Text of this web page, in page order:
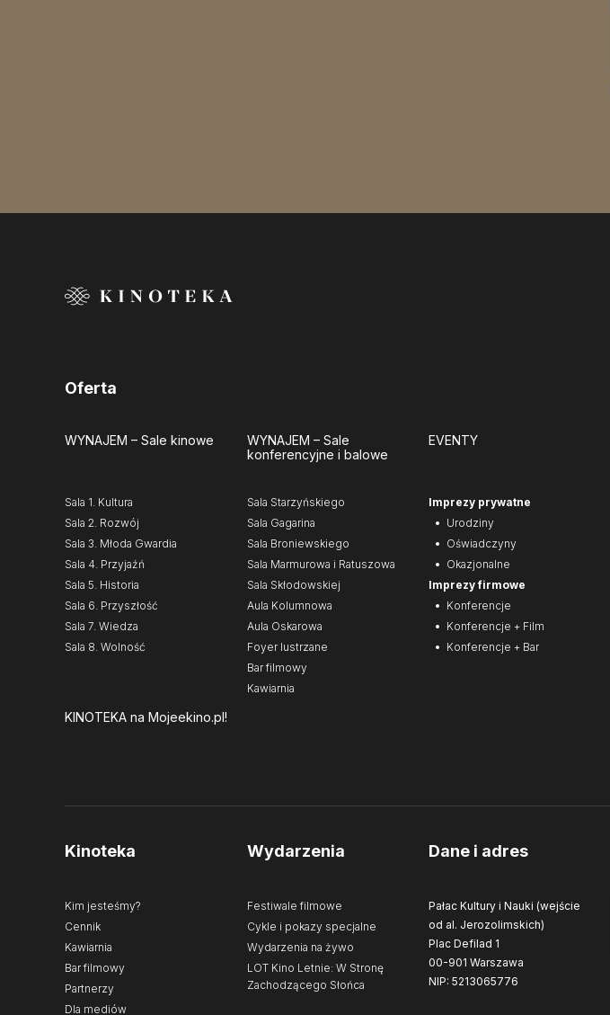
Oferta
WYNAJEM – Sale kinowe
Sala 1. Kultura
Sala 2. Rozwój
Sala 3. Młoda Gwardia
Sala 4. Przyjaźń
Sala 5. Historia
Sala 6. Przyszłość
Sala 7. Wiedza
Sala 8. Wolność
WYNAJEM – Sale
konferencyjne i balowe
Sala Starzyńskiego
Sala Gagarina
Sala Broniewskiego
Sala Marmurowa i Ratuszowa
Sala Skłodowskiej
Aula Kolumnowa
Aula Oskarowa
Foyer lustrzane
Bar filmowy
Kawiarnia
EVENTY
Imprezy prywatne
Urodziny
Oświadczyny
Okazjonalne
Imprezy firmowe
Konferencje
Konferencje + Film
Konferencje + Bar
KINOTEKA na Mojeekino.pl!
Kinoteka
Kim jesteśmy?
Cennik
Kawiarnia
Bar filmowy
Partnerzy
Dla mediów
Wydarzenia
Festiwale filmowe
Cykle i pokazy specjalne
Wydarzenia na żywo
LOT Kino Letnie: W Stronę
Zachodzącego Słońca
Dane i adres
Pałac Kultury i Nauki (wejście
od al. Jerozolimskich)
Plac Defilad 1
00-901 Warszawa
NIP: 5213065776